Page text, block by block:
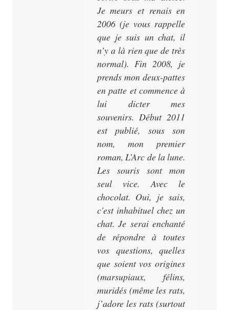
Je meurs et renais en
2006 (je vous rappelle
que je suis un chat, il
n’y a là rien que de très
normal). Fin 2008, je
prends mon deux-pattes
en patte et commence à
lui dicter mes
souvenirs. Début 2011
est publié, sous son
nom, mon premier
roman,L’Arc de la lune.
Les souris sont mon
seul vice. Avec le
chocolat. Oui, je sais,
c'est inhabituel chez un
chat. Je serai enchanté
de répondre à toutes
vos questions, quelles
que soient vos origines
(marsupiaux, félins,
muridés (même les rats,
j’adore les rats (surtout